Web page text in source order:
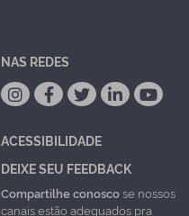
NAS REDES
ACESSIBILIDADE
DEIXE SEU FEEDBACK
Compartilhe conoscose nossos
canais estão adequados pra